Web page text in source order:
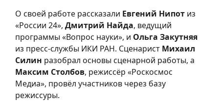
О своей работе рассказали Евгений Нипот из
«России 24», Дмитрий Найда, ведущий
программы «Вопрос науки», и Ольга Закутняя
из пресс-службы ИКИ РАН. Сценарист Михаил
Силин разобрал основы сценарной работы, а
Максим Столбов, режиссёр «Роскосмос
Медиа», провёл участников через базу
режиссуры.